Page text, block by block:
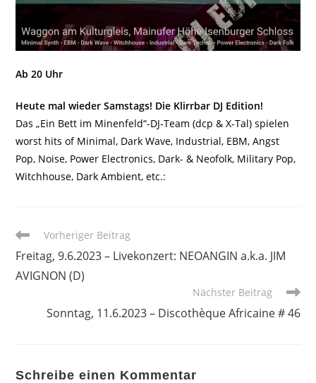
Ab 20 Uhr
Heute mal wieder Samstags! Die Klirrbar DJ Edition!
Das „Ein Bett im Minenfeld“-DJ-Team (dcp & X-Tal) spielen
worst hits of Minimal, Dark Wave, Industrial, EBM, Angst
Pop, Noise, Power Electronics, Dark- & Neofolk, Military Pop,
Witchhouse, Dark Ambient, etc.:
Weitere
ansehen
Vorheriger Beitrag
Freitag, 9.6.2023 – Livekonzert: NEOANGIN a.k.a. JIM
AVIGNON (D)
Nächster Beitrag
Sonntag, 11.6.2023 – Discothèque Africaine # 46
Schreibe einen Kommentar